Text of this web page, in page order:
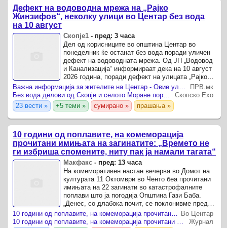
Дефект на водоводна мрежа на „Рајко
Жинзифов“, неколку улици во Центар без вода
на 10 август
Скопје1- пред: 3 часа
Дел од корисниците во општина Центар во
понеделник ќе останат без вода поради уличен
дефект на водоводната мрежа. Од ЈП „Водовод
и Канализација“ информираат дека на 10 август
2026 година, поради дефект на улицата „Рајко
Жинзифов“ бр.
Важна информација за жителите на Центар - Овие улици на 10 август ќе останат без вода
ПРВ.мк
Без вода делови од Скопје и селото Моране поради дефекти
Скопско Ехо
23 вести »
+5 теми » сумирано » прашања »
10 години од поплавите, на комеморација
прочитани имињата на загинатите: „Времето не
ги избриша спомените, ниту пак ја намали тагата“
Макфакс- пред: 13 часа
На комеморативен настан вечерва во Домот на
културата 11 Октомври во Ченто беа прочитани
имињата на 22 загинати во катастрофалните
поплави што ја погодија Општина Гази Баба.
„Денес, со длабока почит, се поклонивме пред
споменот на сите оние кои ги загубија своите
животи во ...
10 години од поплавите, на комеморација прочитани имињата на загинатите: „Времето не ги избриша спомените, ниту пак ја намали тагата“ Во Центар
10 години од поплавите, на комеморација прочитани имињата на загинатите: „Времето не ги избриша спомените, ниту пак ја намали тагата“
Журнал